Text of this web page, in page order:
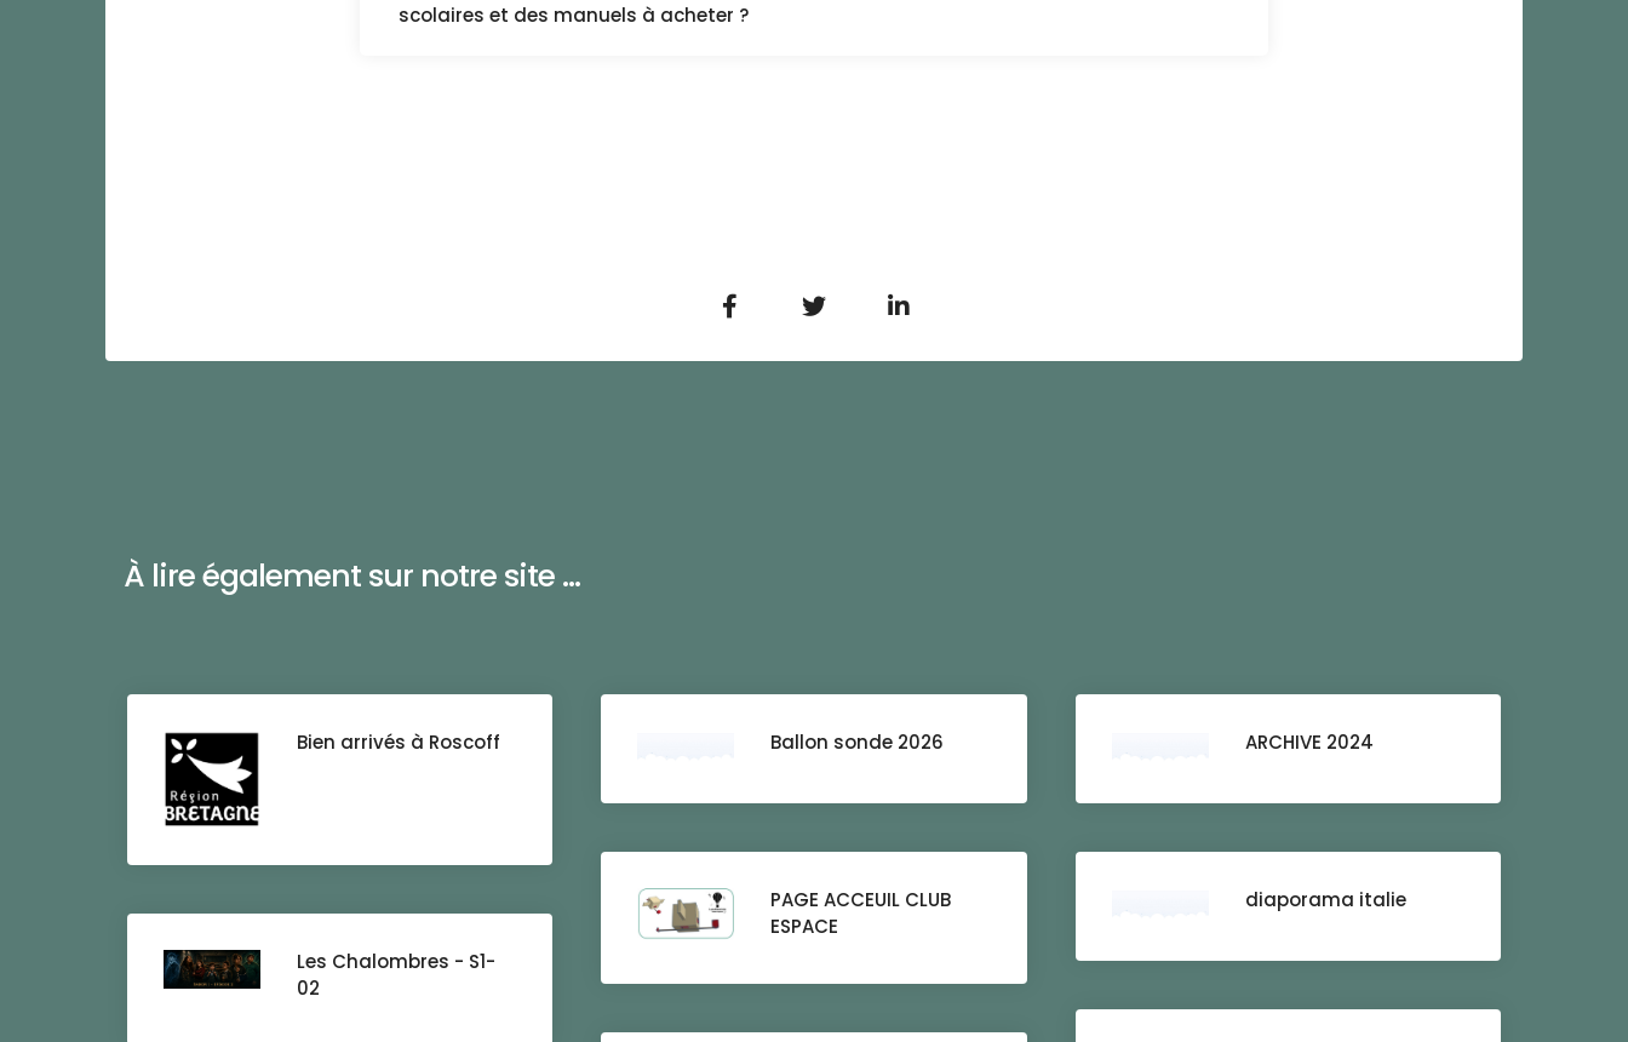
scolaires et des manuels à acheter ?
À lire également sur notre site ...
Bien arrivés à Roscoff Ballon sonde 2026 ARCHIVE 2024
PAGE ACCEUIL CLUB
ESPACE
diaporama italie
Les Chalombres - S1-
02